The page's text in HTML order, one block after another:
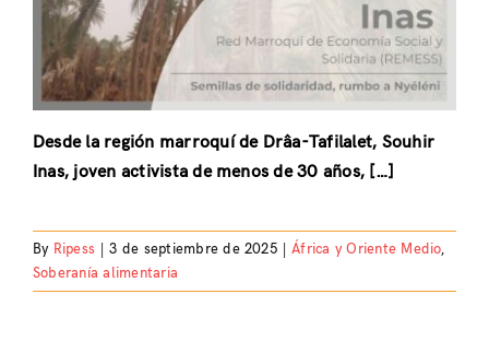
Desde la región marroquí de Drâa-Tafilalet, Souhir
Inas, joven activista de menos de 30 años, […]
By Ripess 3 de septiembre de 2025 África y Oriente Medio,
Soberanía alimentaria